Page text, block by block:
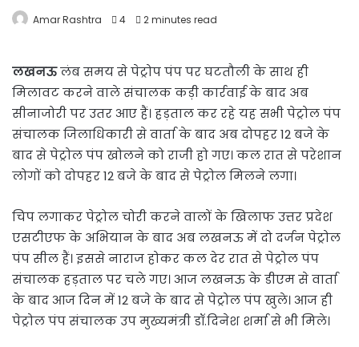
Amar Rashtra 4 2 minutes read
लखनऊलंब समय से पेट्रोप पंप पर घटतौली के साथ ही
मिलावट करने वाले संचालक कड़ी कार्रवाई के बाद अब
सीनाजोरी पर उतर आए हैं। हड़ताल कर रहे यह सभी पेट्रोल पंप
संचालक जिलाधिकारी से वार्ता के बाद अब दोपहर 12 बजे के
बाद से पेट्रोल पंप खोलने को राजी हो गए। कल रात से परेशान
लोगों को दोपहर 12 बजे के बाद से पेट्रोल मिलने लगा।
चिप लगाकर पेट्रोल चोरी करने वालों के खिलाफ उत्तर प्रदेश
एसटीएफ के अभियान के बाद अब लखनऊ में दो दर्जन पेट्रोल
पंप सील हैं। इससे नाराज होकर कल देर रात से पेट्रोल पंप
संचालक हड़ताल पर चले गए। आज लखनऊ के डीएम से वार्ता
के बाद आज दिन में 12 बजे के बाद से पेट्रोल पंप खुले। आज ही
पेट्रोल पंप संचालक उप मुख्यमंत्री डॉ.दिनेश शर्मा से भी मिले।